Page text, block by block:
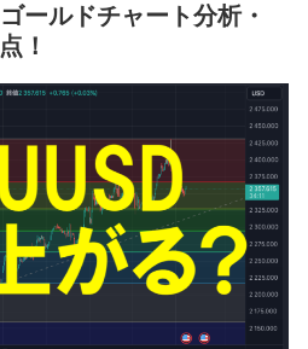
ールドチャート分析・
！